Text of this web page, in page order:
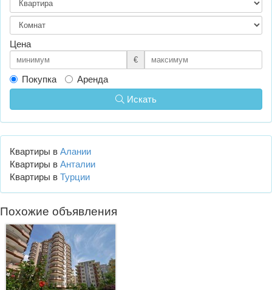
Цена
€
Покупка
Аренда
Искать
Квартиры в Алании
Квартиры в Анталии
Квартиры в Турции
Похожие объявления